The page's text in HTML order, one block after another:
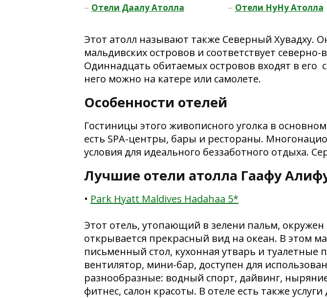
– Отели Даалу Атолла – Отели НуНу Атолла
Этот атолл называют также Северный Хувадху.
мальдивских островов и соответствует
Одиннадцать обитаемых островов входят в его
него можно на катере или самолете.
Особенности отелей
Гостиницы этого живописного уголка в
есть SPA-центры, бары и рестораны.
условия для идеального беззаботного отдыха.
Лучшие отели атолла Гаафу
• Park Hyatt Maldives Hadahaa 5*
Этот отель, утопающий в зелени пальм,
открывается прекрасный вид на океан. В этом
письменный стол, кухонная утварь и
вентилятор, мини-бар, доступен для
разнообразные: водный спорт, дайвинг,
фитнес, салон красоты. В отеле есть также услуги